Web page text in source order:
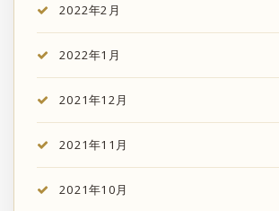
2022年2月
2022年1月
2021年12月
2021年11月
2021年10月